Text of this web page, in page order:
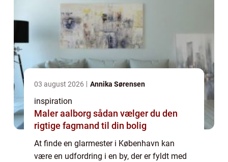
03 august 2026 Annika Sørensen
inspiration
Maler aalborg sådan vælger du den
rigtige fagmand til din bolig
At finde en glarmester i København kan
være en udfordring i en by, der er fyldt med